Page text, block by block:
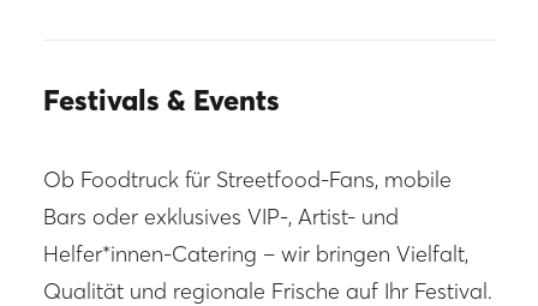
Festivals & Events
Ob Foodtruck für Streetfood-Fans, mobile
Bars oder exklusives VIP-, Artist- und
Helfer*innen-Catering – wir bringen Vielfalt,
Qualität und regionale Frische auf Ihr Festival.